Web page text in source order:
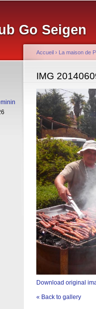
Go Seigen
Vous êtes ici
Accueil › La maison de
IMG
Download original
« Back to gallery